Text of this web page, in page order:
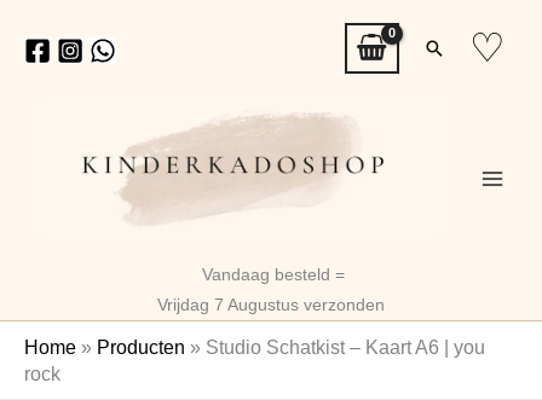
naar
Zoeken
♡
Vandaag besteld =
Vrijdag 7 Augustus verzonden
Home » Producten » Studio Schatkist – Kaart A6 | you
rock